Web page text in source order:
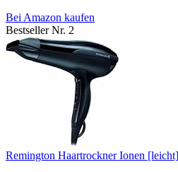
Bei Amazon kaufen
Bestseller Nr. 2
Remington Haartrockner Ionen